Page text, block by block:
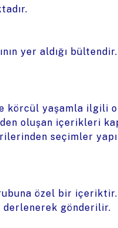
yer aldığı bültendir.
körcül yaşamla ilgili
oluşan içerikleri
seçimler
özel bir
gönderilir.